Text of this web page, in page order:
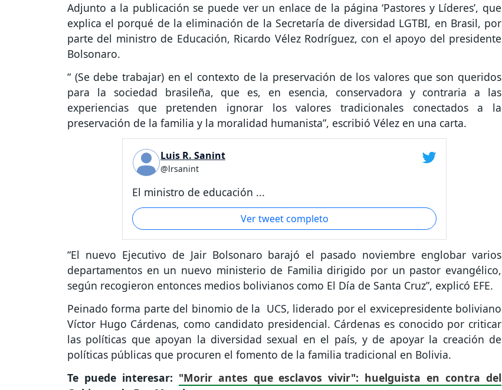
Adjunto a la publicación se puede ver un enlace de la página ‘Pastores y Líderes’, que
explica el porqué de la eliminación de la Secretaría de diversidad LGTBI, en Brasil, por
parte del ministro de Educación, Ricardo Vélez Rodríguez, con el apoyo del presidente
Bolsonaro.
“ (Se debe trabajar) en el contexto de la preservación de los valores que son queridos
para la sociedad brasileña, que es, en esencia, conservadora y contraria a las
experiencias que pretenden ignorar los valores tradicionales conectados a la
preservación de la familia y la moralidad humanista”, escribió Vélez en una carta.
Luis R. Sanint
@lrsanint
El ministro de educación ...
Ver tweet completo
“El nuevo Ejecutivo de Jair Bolsonaro barajó el pasado noviembre englobar varios
departamentos en un nuevo ministerio de Familia dirigido por un pastor evangélico,
según recogieron entonces medios bolivianos como El Día de Santa Cruz”, explicó EFE.
Peinado forma parte del binomio de la UCS, liderado por el exvicepresidente boliviano
Víctor Hugo Cárdenas, como candidato presidencial. Cárdenas es conocido por criticar
las políticas que apoyan la diversidad sexual en el país, y de apoyar la creación de
políticas públicas que procuren el fomento de la familia tradicional en Bolivia.
Te puede interesar: "Morir antes que esclavos vivir": huelguista en contra del